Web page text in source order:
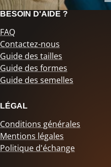
BESOIN D'AIDE ?
FAQ
Contactez-nous
Guide des tailles
Guide des formes
Guide des semelles
LÉGAL
Conditions générales
Mentions légales
Politique d'échange